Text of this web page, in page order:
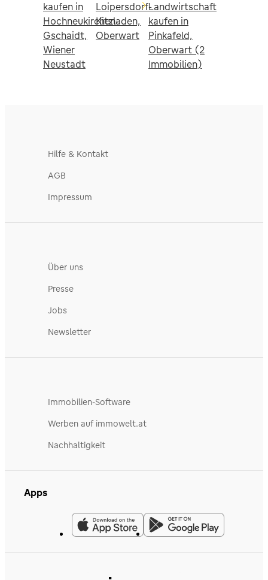
kaufen in
Hochneukirchen-
Gschaidt,
Wiener
Neustadt
Loipersdorf-
Kitzladen,
Oberwart
Landwirtschaft
kaufen in
Pinkafeld,
Oberwart (2
Immobilien)
Hilfe & Kontakt
AGB
Impressum
Über uns
Presse
Jobs
Newsletter
Immobilien-Software
Werben auf immowelt.at
Nachhaltigkeit
Apps